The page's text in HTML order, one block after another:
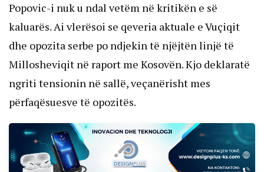
Popovic-i nuk u ndal vetëm në kritikën e së
kaluarës. Ai vlerësoi se qeveria aktuale e Vuçiqit
dhe opozita serbe po ndjekin të njëjtën linjë të
Millosheviqit në raport me Kosovën. Kjo deklaratë
ngriti tensionin në sallë, veçanërisht mes
përfaqësuesve të opozitës.